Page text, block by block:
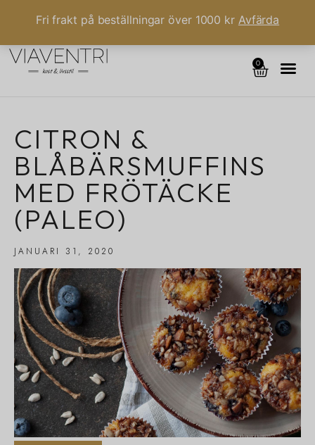
Fri frakt på beställningar över 1000 kr Avfärda
0
CITRON &
BLÅBÄRSMUFFINS
MED FRÖTÄCKE
(PALEO)
JANUARI 31, 2020